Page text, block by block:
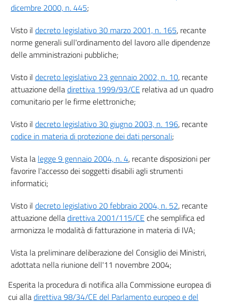
ELETTRONICHE, SERVIZI FIDUCIARI E TRASFERIMENTI DI FONDI))
20
21
23
23 bis
23 quater
((Firme elettroniche, certificati e prestatori di servizi fiduciari))
24
25
26
27
28
30
31
32
dicembre 2000, n. 445;
Visto il decreto legislativo 30 marzo 2001, n. 165, recante
norme generali sull'ordinamento del lavoro alle dipendenze
delle amministrazioni pubbliche;
Visto il decreto legislativo 23 gennaio 2002, n. 10, recante
attuazione delladirettiva 1999/93/CE relativa ad un quadro
comunitario per le firme elettroniche;
Visto il decreto legislativo 30 giugno 2003, n. 196, recante
codice in materia di protezione dei dati personali;
Vista la legge 9 gennaio 2004, n. 4, recante disposizioni per
favorire l'accesso dei soggetti disabili agli strumenti
informatici;
Visto il decreto legislativo 20 febbraio 2004, n. 52, recante
attuazione delladirettiva 2001/115/CE che semplifica ed
armonizza le modalità di fatturazione in materia di IVA;
Vista la preliminare deliberazione del Consiglio dei Ministri,
adottata nella riunione dell'11 novembre 2004;
Esperita la procedura di notifica alla Commissione europea di
cui alladirettiva 98/34/CE del Parlamento europeo e del